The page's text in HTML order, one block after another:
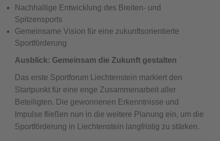
Nachhaltige Entwicklung des Breiten- und
Spitzensports
Gemeinsame Vision für eine zukunftsorientierte
Sportförderung
Ausblick: Gemeinsam die Zukunft gestalten
Das erste Sportforum Liechtenstein markiert den
Startpunkt für eine enge Zusammenarbeit aller
Beteiligten. Die gewonnenen Erkenntnisse und
Impulse fließen nun in die weitere Planung ein, um die
Sportförderung in Liechtenstein langfristig zu stärken.